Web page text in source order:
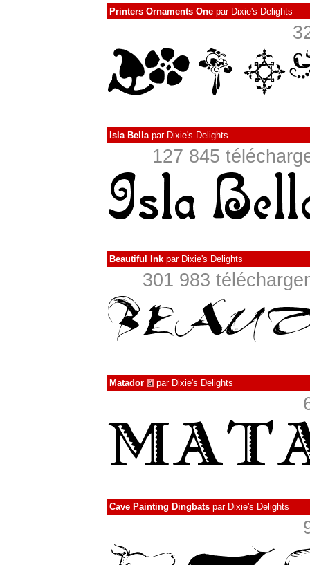
Printers Ornaments One par Dixie's Delights
Isla Bellapar Dixie's Delights
127 845
Beautiful Ink par Dixie's Delights
301 983
Matador à par Dixie's Delights
Cave Painting Dingbats par Dixie's Delights